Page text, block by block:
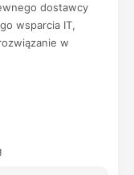
dostawcy
wsparcia IT,
w